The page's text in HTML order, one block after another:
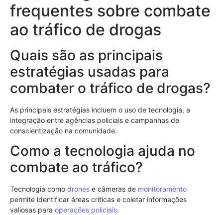
frequentes sobre combate
ao tráfico de drogas
Quais são as principais
estratégias usadas para
combater o tráfico de drogas?
As principais estratégias incluem o uso de tecnologia, a
integração entre agências policiais e campanhas de
conscientização na comunidade.
Como a tecnologia ajuda no
combate ao tráfico?
Tecnologia como drones e câmeras de monitoramento
permite identificar áreas críticas e coletar informações
valiosas para operações policiais.